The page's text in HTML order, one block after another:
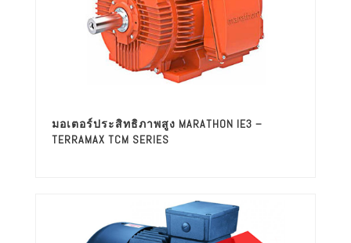
มอเตอร์ประสิทธิภาพสูง MARATHON IE3 –
TERRAMAX TCM SERIES